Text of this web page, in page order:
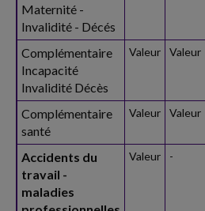
Maternité -
Invalidité - Décés
Complémentaire
Incapacité
Invalidité Décès
Valeur Valeur
Complémentaire
santé
Valeur Valeur
Accidents du
travail -
maladies
Valeur -